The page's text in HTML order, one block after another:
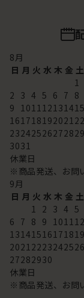
8月
日 月 火 水 木 金 土
1
2 3 4 5 6 7 8
9 101112131415
16171819202122
23242526272829
3031
休業日
※商品発送、お問
9月
日 月 火 水 木 金 土
1 2 3 4 5
6 7 8 9 101112
13141516171819
20212223242526
27282930
休業日
※商品発送、お問